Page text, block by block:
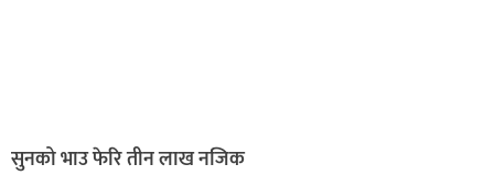
सुनको भाउ फेरि तीन लाख नजिक